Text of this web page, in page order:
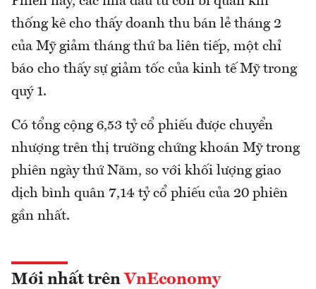
thống kê cho thấy doanh thu bán lẻ tháng 2
của Mỹ giảm tháng thứ ba liên tiếp, một chỉ
báo cho thấy sự giảm tốc của kinh tế Mỹ trong
quý 1.
Có tổng cộng 6,53 tỷ cổ phiếu được chuyển
nhượng trên thị trường chứng khoán Mỹ trong
phiên ngày thứ Năm, so với khối lượng giao
dịch bình quân 7,14 tỷ cổ phiếu của 20 phiên
gần nhất.
Mới nhất trên VnEconomy